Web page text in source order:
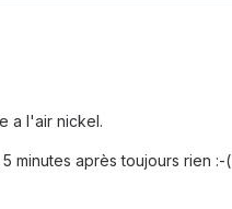
a l'air nickel.
minutes après toujours rien :-(